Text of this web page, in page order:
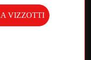
VIZZOTTI